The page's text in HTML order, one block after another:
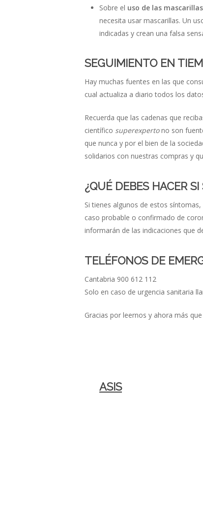
Sobre el uso de las mascarillas
necesita usar mascarillas. Un
indicadas y crean una falsa
SEGUIMIENTO EN
Hay muchas fuentes en las que
cual actualiza a diario todos los
Recuerda que las cadenas que
científico superexpertono son
que nunca y por el bien de la
solidarios con nuestras compras y
¿QUÉ DEBES HACER
Si tienes algunos de estos síntomas,
caso probable o confirmado de
informarán de las indicaciones que
TELÉFONOS DE
Cantabria 900 612 112
Solo en caso de urgencia sanitaria
Gracias por leernos y ahora más
ASIS